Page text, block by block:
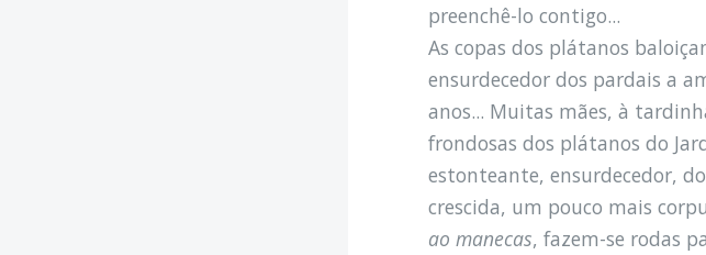
preenchê-lo contigo...
As copas dos plátanos
ensurdecedor dos pardais a
anos... Muitas mães, à
frondosas dos plátanos do
estonteante, ensurdecedor,
crescida, um pouco mais
ao manecas, fazem-se rodas